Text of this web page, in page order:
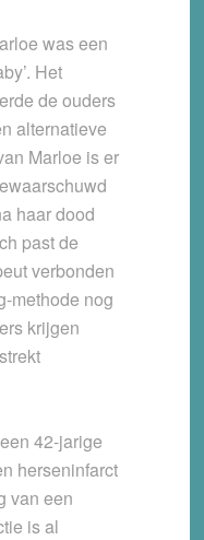
was een
Het
de ouders
alternatieve
Marloe is er
haar dood
past de
verbonden
methode nog
krijgen
42-jarige
herseninfarct
van een
is al